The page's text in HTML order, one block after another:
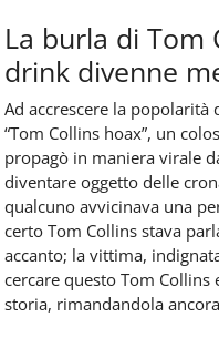
La burla di Tom
drink divenne
Ad accrescere la popolarità
“Tom Collins hoax”, un
propagò in maniera virale
diventare oggetto delle
qualcuno avvicinava una
certo Tom Collins stava
accanto; la vittima,
cercare questo Tom
storia, rimandandola